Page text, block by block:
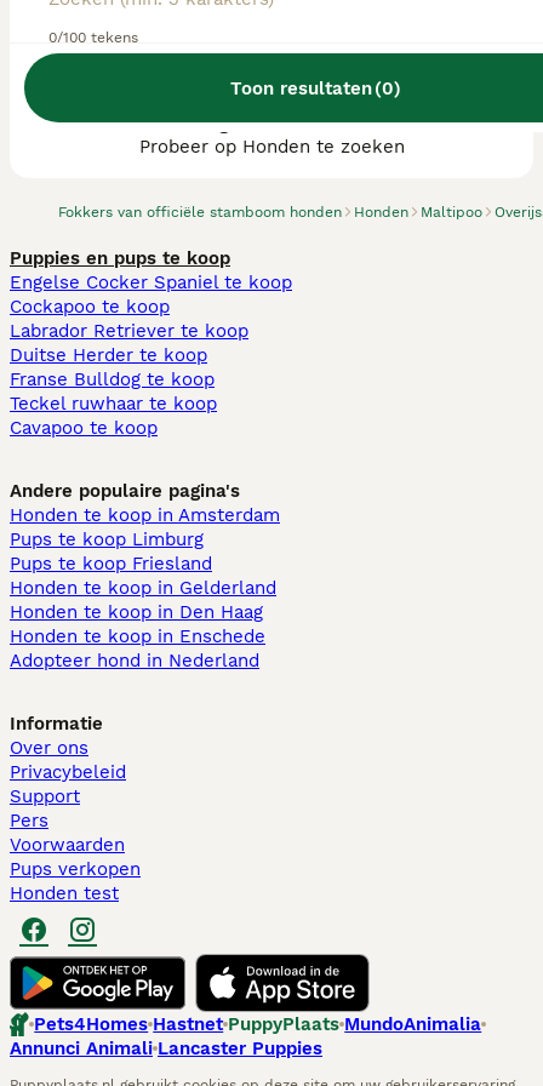
0/100 tekens
Toon resultaten(0)
Fokkers van officiële stamboom honden Honden Maltipoo
We hebben 0 Maltipoo fokkers, Losser
gevonden.
Probeer op Honden te zoeken
Puppies en pups te koop
Engelse Cocker Spaniel te koop
Cockapoo te koop
Labrador Retriever te koop
Duitse Herder te koop
Franse Bulldog te koop
Teckel ruwhaar te koop
Cavapoo te koop
Andere populaire pagina's
Honden te koop in Amsterdam
Pups te koop Limburg​
Pups te koop Friesland​
Honden te koop in Gelderland
Honden te koop in Den Haag
Honden te koop in Enschede
Adopteer hond in Nederland
Informatie
Over ons
Privacybeleid
Support
Pers
Voorwaarden
Pups verkopen
Honden test
Pets4Homes Hastnet PuppyPlaats MundoAnimalia
Annunci Animali Lancaster Puppies